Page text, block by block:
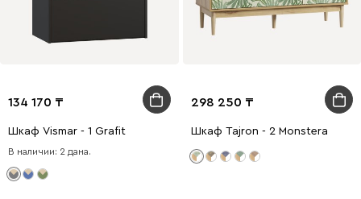
134 170
Шкаф Vismar - 1 Grafit
В наличии: 2 дана.
298 250
Шкаф Tajron - 2 Monstera